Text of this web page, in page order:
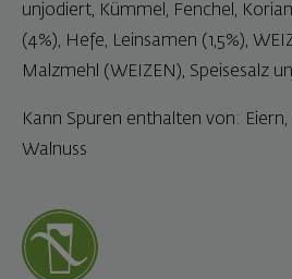
unjodiert, Kümmel, Fenchel,
(4%), Hefe, Leinsamen (1,5%),
Malzmehl (WEIZEN), Speisesalz
Kann Spuren enthalten von: Eiern,
Walnuss